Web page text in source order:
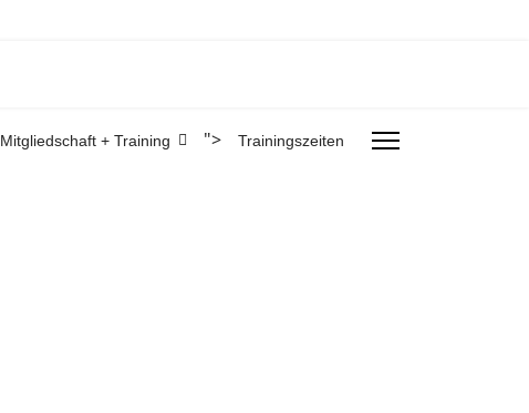
Mitgliedschaft + Training "> Trainingszeiten